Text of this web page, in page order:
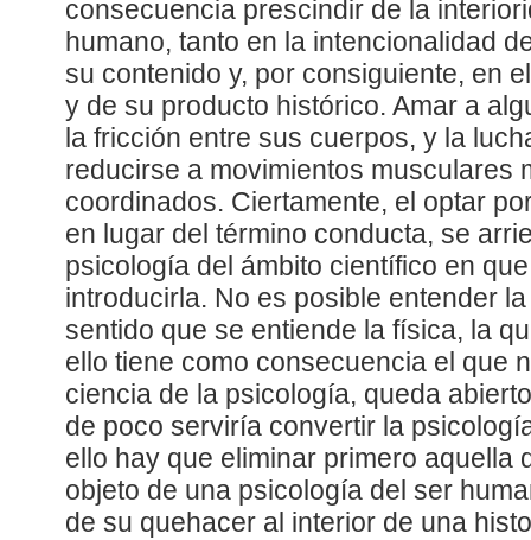
consecuencia prescindir de la
humano, tanto en la intencionalidad
su contenido y, por consiguiente, en
y de su producto histórico. Amar a
la fricción entre sus cuerpos, y la
reducirse a movimientos musculares
coordinados. Ciertamente, el optar
en lugar del término conducta, se
psicología del ámbito científico en
introducirla. No es posible entender
sentido que se entiende la física, la
ello tiene como consecuencia el que
ciencia de la psicología, queda
de poco serviría convertir la
ello hay que eliminar primero aquella
objeto de una psicología del ser
de su quehacer al interior de una